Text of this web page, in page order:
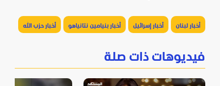
أخبار لبنان أخبار إسرائيل أخبار بنيامين نتانياهو أخبار حزب الله
فيديوهات ذات صلة